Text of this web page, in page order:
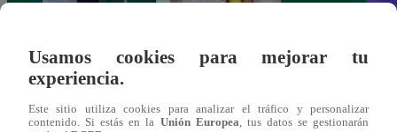
La Voz Perú – Sábado 18 de marzo del
2023 – Programa completo
La
Usamos cookies para mejorar tu
experiencia.
Este sitio utiliza cookies para analizar el tráfico y personalizar
contenido. Si estás en la Unión Europea , tus datos se gestionarán